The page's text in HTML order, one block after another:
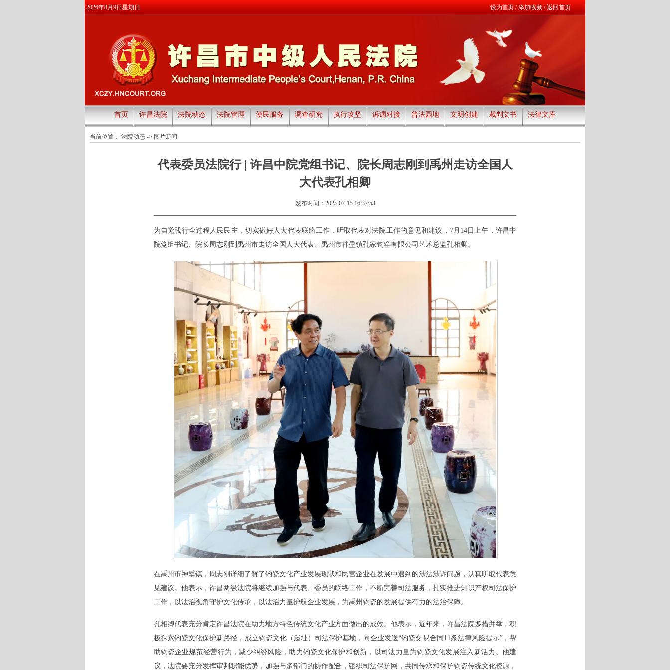
2026年8月9日星期日 设为首页/添加收藏/返回首页
首页 许昌法院 法院动态 法院管理 便民服务 调查研究 执行攻坚 诉调对接 普法园地 文明创建 裁判文书 法律文库
当前位置： 法院动态 -> 图片新闻
代表委员法院行 | 许昌中院党组书记、院长周志刚到禹州走访全国人
大代表孔相卿
发布时间：2025-07-15 16:37:53
为自觉践行全过程人民民主，切实做好人大代表联络工作，听取代表对法院工作的意见和建议，7月14日上午，许昌中
院党组书记、院长周志刚到禹州市走访全国人大代表、禹州市神垕镇孔家钧窑有限公司艺术总监孔相卿。
在禹州市神垕镇，周志刚详细了解了钧瓷文化产业发展现状和民营企业在发展中遇到的涉法涉诉问题，认真听取代表意
见建议。他表示，许昌两级法院将继续加强与代表、委员的联络工作，不断完善司法服务，扎实推进知识产权司法保护
工作，以法治视角守护文化传承，以法治力量护航企业发展，为禹州钧瓷的发展提供有力的法治保障。
孔相卿代表充分肯定许昌法院在助力地方特色传统文化产业方面做出的成效。他表示，近年来，许昌法院多措并举，积
极探索钧瓷文化保护新路径，成立钧瓷文化（遗址）司法保护基地，向企业发送“钧瓷交易合同11条法律风险提示”，帮
助钧瓷企业规范经营行为，减少纠纷风险，助力钧瓷文化保护和创新，以司法力量为钧瓷文化发展注入新活力。他建
议，法院要充分发挥审判职能优势， 加强与多部门的协作配合，密织司法保护网 ， 共同 传承和保护钧瓷传统文化资源 ，